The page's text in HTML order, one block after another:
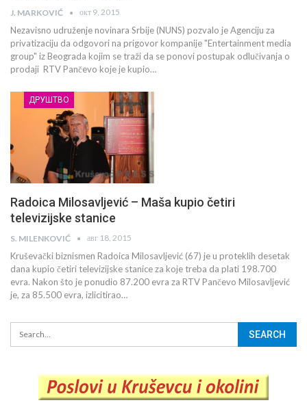
J. MARKOVIĆ окт 9, 2015
Nezavisno udruženje novinara Srbije (NUNS) pozvalo je Agenciju za
privatizaciju da odgovori na prigovor kompanije "Entertainment media
group" iz Beograda kojim se traži da se ponovi postupak odlučivanja o
prodaji RTV Pančevo koje je kupio…
ДРУШТВО
Radoica Milosavljević – Maša kupio četiri
televizijske stanice
S. MILENKOVIĆ авг 18, 2015
Kruševački biznismen Radoica Milosavljević (67) je u proteklih desetak
dana kupio četiri televizijske stanice za koje treba da plati 198.700
evra. Nakon što je ponudio 87.200 evra za RTV Pančevo Milosavljević
je, za 85.500 evra, izlicitirao…